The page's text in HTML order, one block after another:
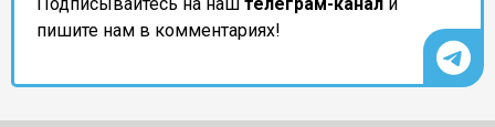
пишите нам в комментариях!